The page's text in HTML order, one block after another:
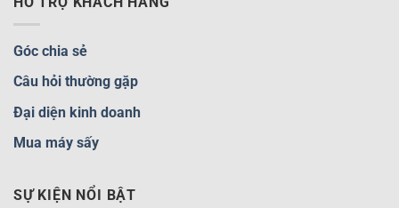
Góc chia sẻ
Câu hỏi thường gặp
Đại diện kinh doanh
Mua máy sấy
SỰ KIỆN NỔI BẬT